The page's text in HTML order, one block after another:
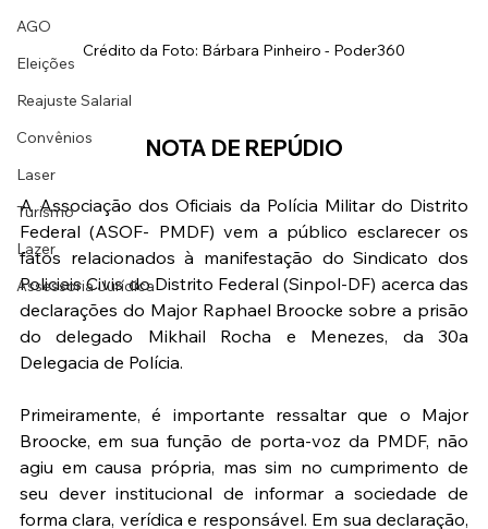
AGO
Eleições
Reajuste Salarial
Convênios
Laser
Turismo
Lazer
Assessoria Jurídica
Crédito da Foto: Bárbara Pinheiro - Poder360
NOTA DE REPÚDIO
A Associação dos Oficiais da Polícia Militar do Distrito
Federal (ASOF- PMDF) vem a público esclarecer os
fatos relacionados à manifestação do Sindicato dos
Policiais Civis do Distrito Federal (Sinpol-DF) acerca das
declarações do Major Raphael Broocke sobre a prisão
do delegado Mikhail Rocha e Menezes, da 30a
Delegacia de Polícia.
Primeiramente, é importante ressaltar que o Major
Broocke, em sua função de porta-voz da PMDF, não
agiu em causa própria, mas sim no cumprimento de
seu dever institucional de informar a sociedade de
forma clara, verídica e responsável. Em sua declaração,